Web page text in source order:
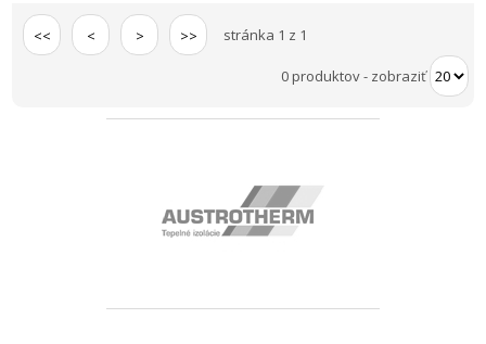
<< < > >> stránka 1 z 1
0 produktov- zobraziť